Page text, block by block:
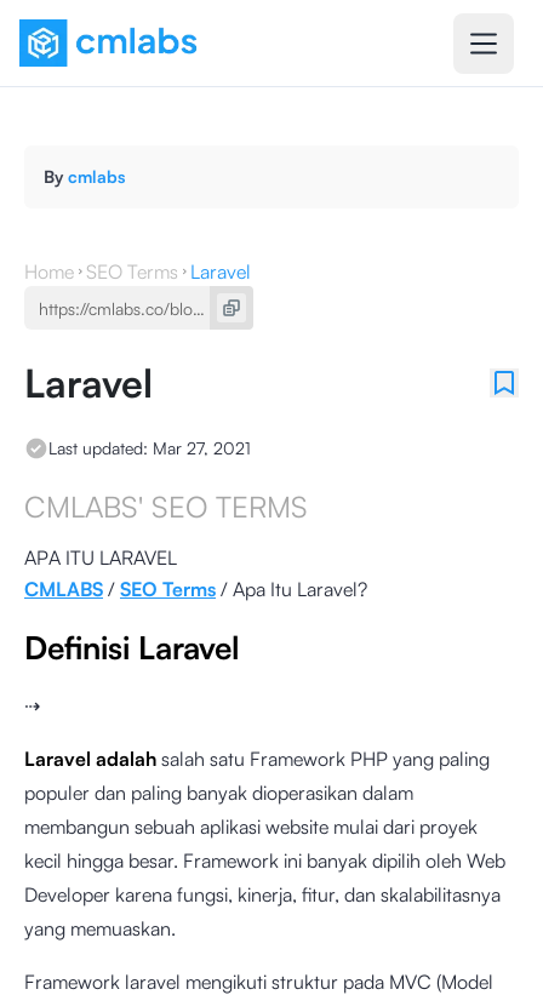
By cmlabs
Home SEO Terms Laravel
Laravel
Last updated: Mar 27, 2021
CMLABS' SEO TERMS
APA ITU LARAVEL
CMLABS / SEO Terms / Apa Itu Laravel?
Definisi Laravel
⇢
Laravel adalah salah satu Framework PHP yang paling
populer dan paling banyak dioperasikan dalam
membangun sebuah aplikasi website mulai dari proyek
kecil hingga besar. Framework ini banyak dipilih oleh Web
Developer karena fungsi, kinerja, fitur, dan skalabilitasnya
yang memuaskan.
Framework laravel mengikuti struktur pada MVC (Model